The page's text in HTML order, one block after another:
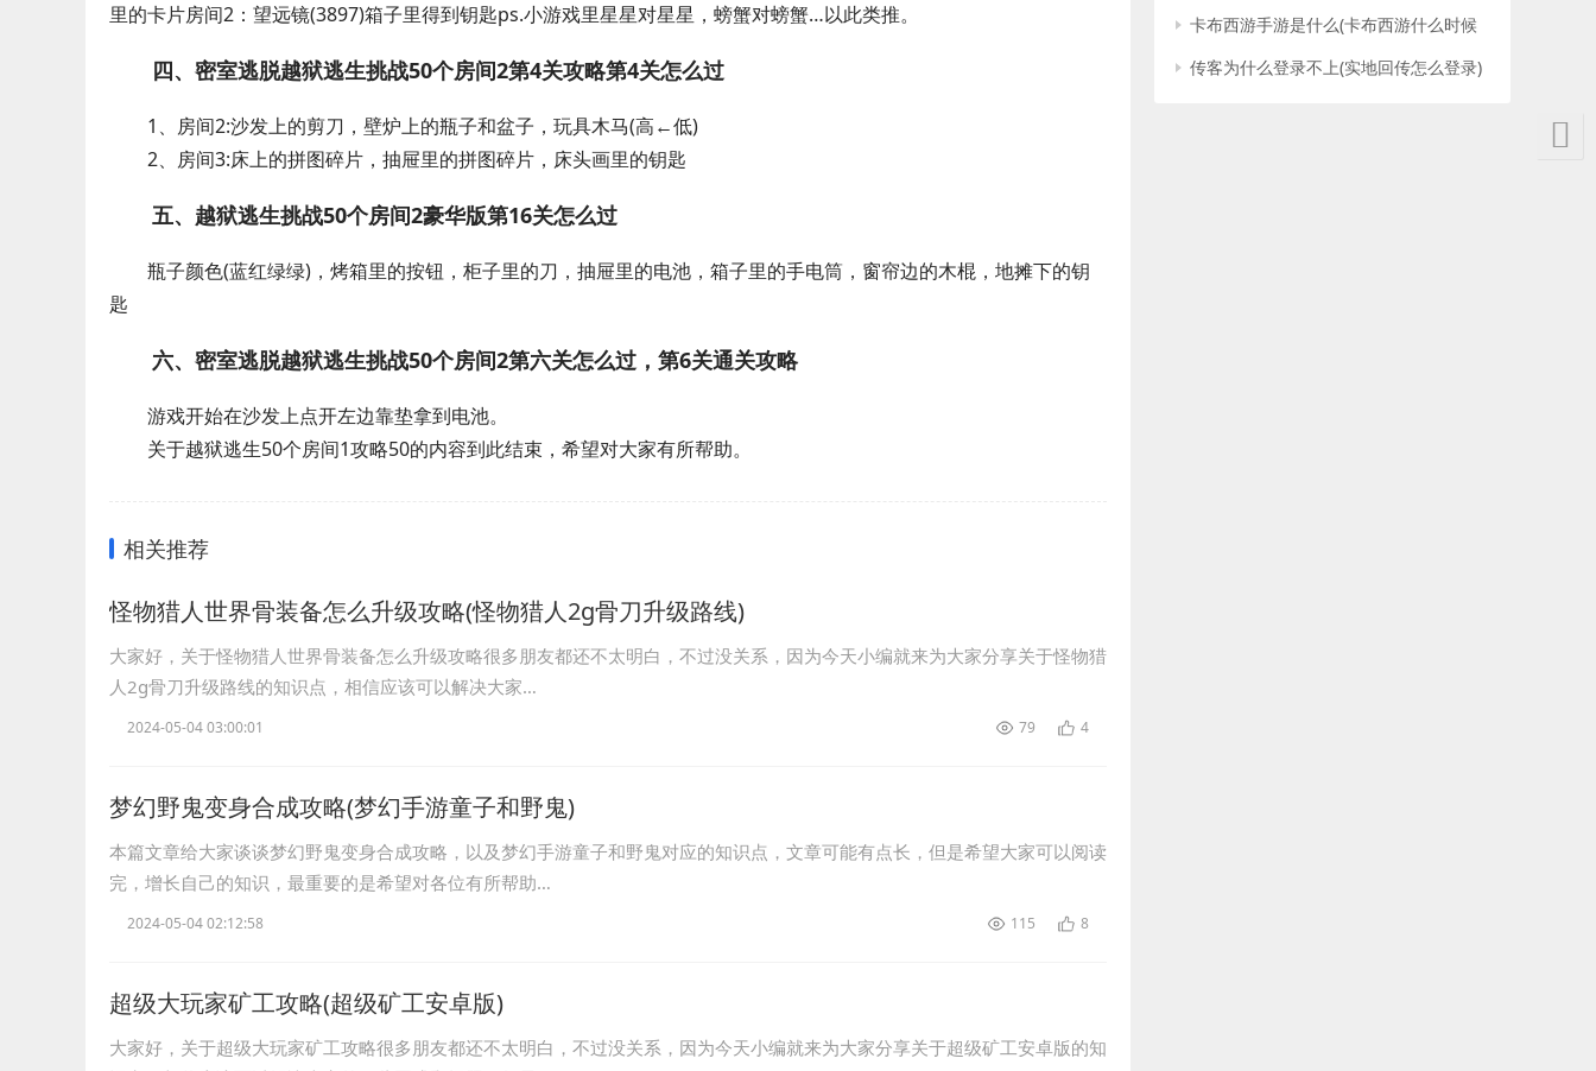
里的卡片房间2：望远镜(3897)箱子里得到钥匙ps.小游戏里星星对星星，螃蟹对螃蟹…以此类推。
四、密室逃脱越狱逃生挑战50个房间2第4关攻略第4关怎么过
1、房间2:沙发上的剪刀，壁炉上的瓶子和盆子，玩具木马(高←低)
2、房间3:床上的拼图碎片，抽屉里的拼图碎片，床头画里的钥匙
五、越狱逃生挑战50个房间2豪华版第16关怎么过
瓶子颜色(蓝红绿绿)，烤箱里的按钮，柜子里的刀，抽屉里的电池，箱子里的手电筒，窗帘边的木棍，地摊下的钥
匙
六、密室逃脱越狱逃生挑战50个房间2第六关怎么过，第6关通关攻略
游戏开始在沙发上点开左边靠垫拿到电池。
关于越狱逃生50个房间1攻略50的内容到此结束，希望对大家有所帮助。
相关推荐
怪物猎人世界骨装备怎么升级攻略(怪物猎人2g骨刀升级路线)
大家好，关于怪物猎人世界骨装备怎么升级攻略很多朋友都还不太明白，不过没关系，因为今天小编就来为大家分享关于怪物猎
人2g骨刀升级路线的知识点，相信应该可以解决大家…
2024-05-04 03:00:01 79 4
梦幻野鬼变身合成攻略(梦幻手游童子和野鬼)
本篇文章给大家谈谈梦幻野鬼变身合成攻略，以及梦幻手游童子和野鬼对应的知识点，文章可能有点长，但是希望大家可以阅读
完，增长自己的知识，最重要的是希望对各位有所帮助…
2024-05-04 02:12:58 115 8
超级大玩家矿工攻略(超级矿工安卓版)
大家好，关于超级大玩家矿工攻略很多朋友都还不太明白，不过没关系，因为今天小编就来为大家分享关于超级矿工安卓版的知
卡布西游手游是什么(卡布西游什么时候
传客为什么登录不上(实地回传怎么登录)